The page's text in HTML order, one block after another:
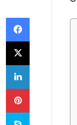
Facebook
X
LinkedIn
Pinterest
Skype